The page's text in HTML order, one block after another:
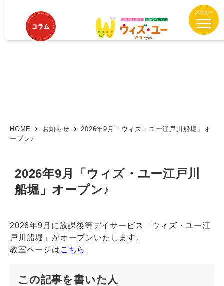
動HOME お知らせ
2026年9月「ウィズ・ユー江戸川船堀」オ
ープン♪
2026年9月「ウィズ・ユー江戸川
船堀」オープン♪
2026年9月に放課後等デイサービス「ウィズ・ユー江
戸川船堀」がオープンいたします。
教室ページは こちら
この記事を書いた人